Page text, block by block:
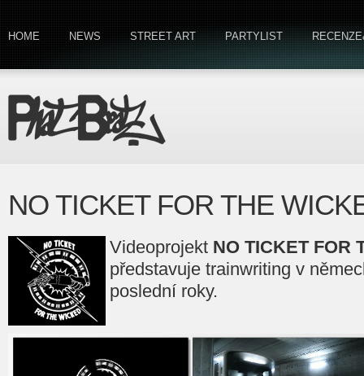
HOME NEWS STREET ART PARTYLIST
NO TICKET FOR THE
Videoprojekt NO TICKET FOR
představuje trainwriting v
poslední roky.